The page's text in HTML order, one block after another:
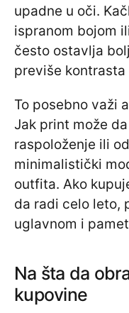
upadne u oči.
ispranom bojom
često ostavlja
previše
To posebno važi
Jak print može
raspoloženje ili
minimalistički
outfita. Ako
da radi celo leto,
uglavnom i
Na šta da
kupovine